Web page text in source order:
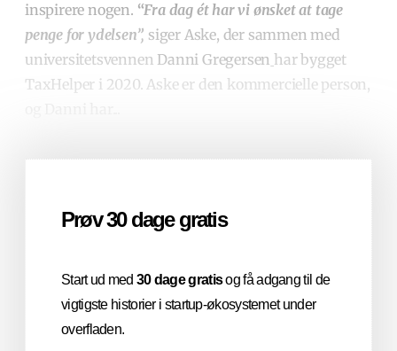
inspirere nogen. “Fra dag ét har vi ønsket at tage
penge for ydelsen”, siger Aske, der sammen med
universitetsvennen Danni Gregersen har bygget
TaxHelper i 2020. Aske er den kommercielle person,
Prøv 30 dage gratis
Start ud med 30 dage gratisog få adgang til de
vigtigste historier i startup-økosystemet under
overfladen.